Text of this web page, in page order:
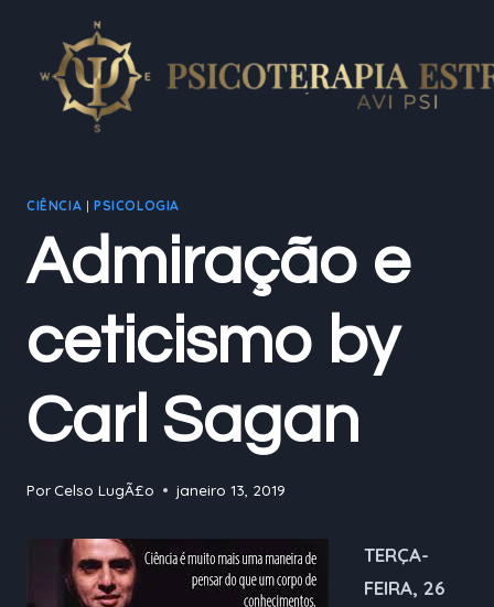
Conteúdo
CIÊNCIA | PSICOLOGIA
Admiração e
ceticismo by
Carl Sagan
PorCelso LugÃ£o janeiro 13, 2019
TERÇA-
FEIRA, 26